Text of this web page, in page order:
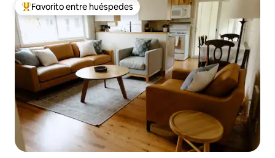
Favorito entre huéspedes preferido
Favorito entre huéspedes